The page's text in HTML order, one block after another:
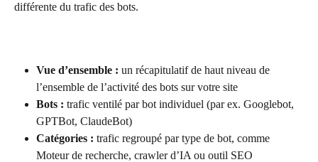
différente du trafic des bots.
Vue d’ensemble : un récapitulatif de haut niveau de
l’ensemble de l’activité des bots sur votre site
Bots : trafic ventilé par bot individuel (par ex. Googlebot,
GPTBot, ClaudeBot)
Catégories : trafic regroupé par type de bot, comme
Moteur de recherche, crawler d’IA ou outil SEO